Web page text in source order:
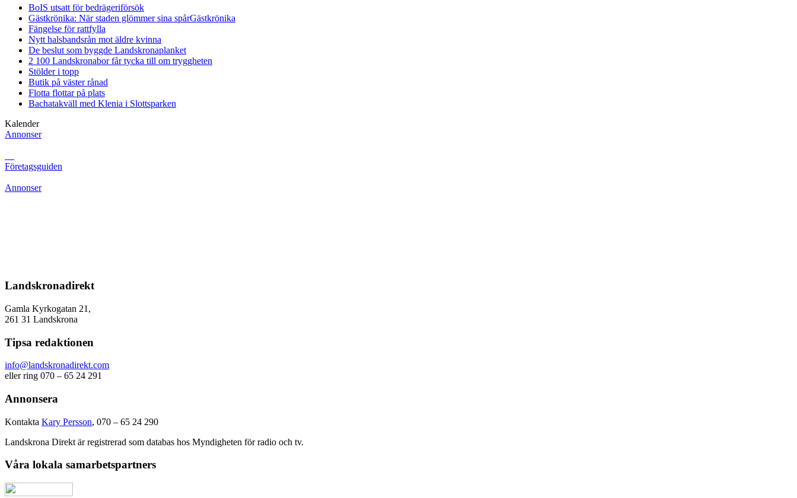
BoIS utsatt för bedrägeriförsök
Gästkrönika: När staden glömmer sina spårGästkrönika
Fängelse för rattfylla
Nytt halsbandsrån mot äldre kvinna
De beslut som byggde Landskronaplanket
2 100 Landskronabor får tycka till om tryggheten
Stölder i topp
Butik på väster rånad
Flotta flottar på plats
Bachatakväll med Klenia i Slottsparken
Kalender
Annonser
Företagsguiden
Annonser
Landskronadirekt
Gamla Kyrkogatan 21,
261 31 Landskrona
Tipsa redaktionen
info@landskronadirekt.com
eller ring 070 – 65 24 291
Annonsera
Kontakta Kary Persson, 070 – 65 24 290
Landskrona Direkt är registrerad som databas hos Myndigheten för radio och tv.
Våra lokala samarbetspartners